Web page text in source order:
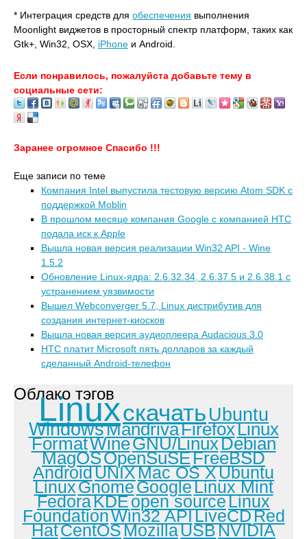
* Интеграция средств для обеспечения выполнения
Moonlight виджетов в просторный спектр платформ, таких как
Gtk+, Win32, OSX, iPhone и Android.
Если понравилось, пожалуйста добавьте тему в
социальные сети:
Заранее огромное Спасибо !!!
Еще записи по теме
Компания Intel выпустила тестовую версию Atom SDK с
поддержкой Moblin
В прошлом месяце компания Google c компанией HTC
подала иск к Apple
Вышла новая версия реализации Win32 API - Wine
1.5.2
Обновление Linux-ядра: 2.6.32.34, 2.6.37.5 и 2.6.38.1 с
устранением уязвимости
Вышел Webconverger 5.7, Linux дистрибутив для
создания интернет-киосков
Вышла новая версия аудиоплеера Audacious 3.0
HTC платит Microsoft пять долларов за каждый
сделанный Android-телефон
Облако тэгов
Linuxскачать Ubuntu
WindowsMandrivaFirefoxLinux
FormatWineGNU/LinuxDebian
MagOSOpenSuSEFreeBSD
AndroidUNIXMac OS XUbuntu
LinuxGnomeGoogleLinux Mint
FedoraKDEopen sourceLinux
FoundationWin32 APILiveCDRed
HatCentOSMozillaUSBNVIDIA